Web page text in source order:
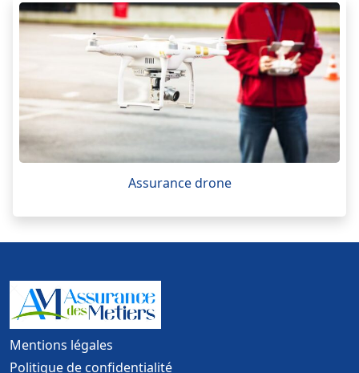
Assurance drone
Mentions légales
Politique de confidentialité